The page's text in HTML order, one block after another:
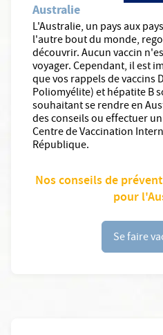
Australie
L'Australie, un pays aux
l'autre bout du monde,
découvrir. Aucun vaccin
voyager. Cependant, il est
que vos rappels de vaccins
Poliomyélite) et hépatite B
souhaitant se rendre en
des conseils ou effectuer
Centre de Vaccination
République.
Nos conseils de
pour
Se faire